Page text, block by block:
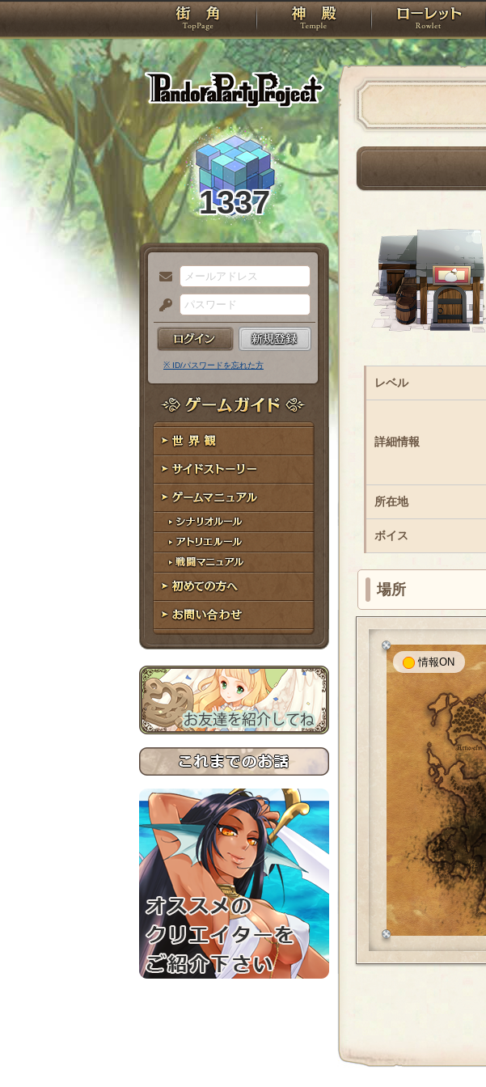
PandoraPartyProject
TOP 神殿
1337
メ
ー
ル
ア
ド
レ
ス
パ
ス
ー
ド
※ ID/パスワードを忘れた方
ゲームガイド
世界観
サイドストーリー
ゲームマニュアル
シナリオルール
アトリエルール
戦闘マニュアル
初めての方へ
お問い合わせ
レベル
詳細情報
所在地
ボイス
場所
情報